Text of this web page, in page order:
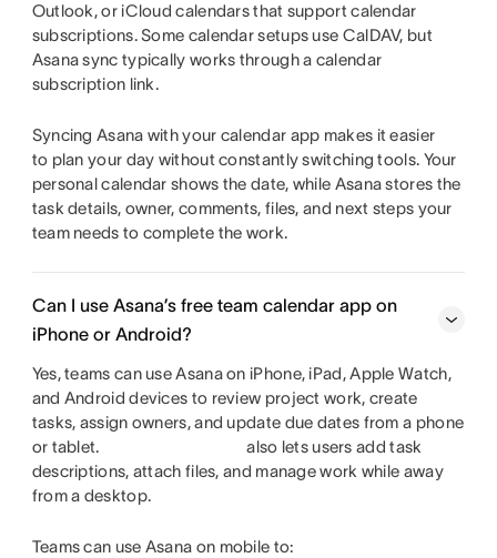
Outlook, or iCloud calendars that support calendar
subscriptions. Some calendar setups use CalDAV, but
Asana sync typically works through a calendar
subscription link.
Syncing Asana with your calendar app makes it easier
to plan your day without constantly switching tools. Your
personal calendar shows the date, while Asana stores the
task details, owner, comments, files, and next steps your
team needs to complete the work.
Can I use Asana’s free team calendar app on
iPhone or Android?
Yes, teams can use Asana on iPhone, iPad, Apple Watch,
and Android devices to review project work, create
tasks, assign owners, and update due dates from a phone
or tablet.
also lets users add task
descriptions, attach files, and manage work while away
from a desktop.
Teams can use Asana on mobile to: